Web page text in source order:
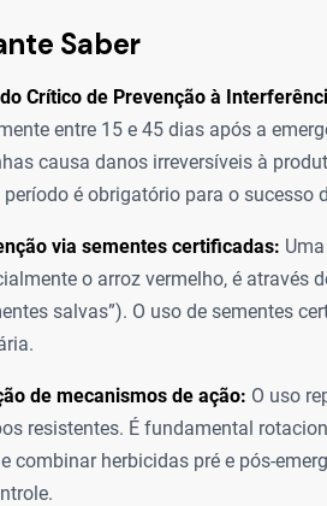
Saber
Crítico de Prevenção à
entre 15 e 45 dias após a
causa danos irreversíveis à
período é obrigatório para o sucesso
via sementes certificadas:
o arroz vermelho, é através
salvas”). O uso de sementes
de mecanismos de ação: O uso
resistentes. É fundamental
combinar herbicidas pré e pós-